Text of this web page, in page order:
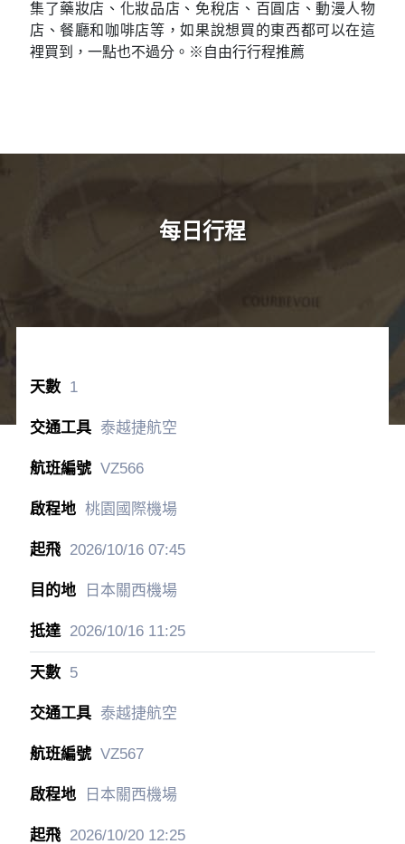
集了藥妝店、化妝品店、免稅店、百圓店、動漫人物
店、餐廳和咖啡店等，如果說想買的東西都可以在這
裡買到，一點也不過分。※自由行行程推薦
每日行程
1
泰越捷航空
VZ566
桃園國際機場
2026/10/1607:45
日本關西機場
2026/10/1611:25
5
泰越捷航空
VZ567
日本關西機場
2026/10/2012:25